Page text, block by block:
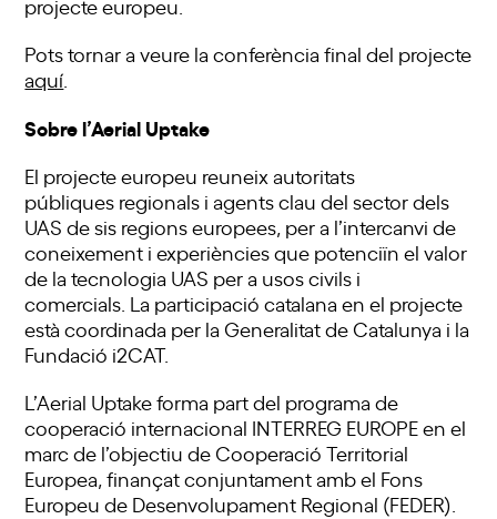
projecte europeu.
Pots tornar a veure la conferència final del projecte
aquí
Sobre l’Aerial Uptake
El projecte europeu reuneix autoritats
públiques regionals i agents clau del sector dels
UAS de sis regions europees, per a l’intercanvi de
coneixement i experiències que potenciïn el valor
de la tecnologia UAS per a usos civils i
comercials. La participació catalana en el projecte
està coordinada per la Generalitat de Catalunya i la
Fundació i2CAT.
L’Aerial Uptake forma part del programa de
cooperació internacional INTERREG EUROPE en el
marc de l’objectiu de Cooperació Territorial
Europea, finançat conjuntament amb el Fons
Europeu de Desenvolupament Regional (FEDER).